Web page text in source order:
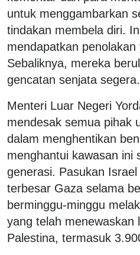
untuk menggambarkan
tindakan membela diri.
mendapatkan penolakan
Sebaliknya, mereka
gencatan senjata segera.
Menteri Luar Negeri
mendesak semua pihak
dalam menghentikan
menghantui kawasan ini
generasi. Pasukan
terbesar Gaza selama
berminggu-minggu
yang telah menewaskan
Palestina, termasuk